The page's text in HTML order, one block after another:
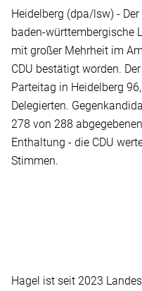
Heidelberg (dpa/lsw) -
baden-württembergische
mit großer Mehrheit im
CDU bestätigt worden.
Parteitag in Heidelberg
Delegierten.
278 von 288
Enthaltung - die CDU
Stimmen.
Hagel ist seit 2023